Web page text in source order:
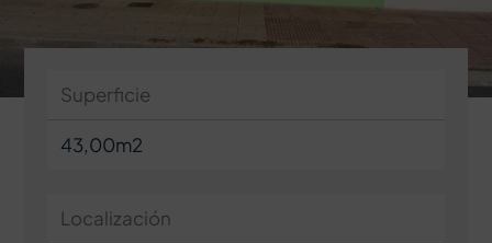
Superficie
43,00m2
Localización